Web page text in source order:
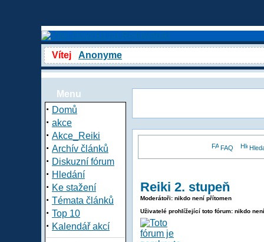
Vítej Anonyme
Menu
· Domů
· akce
· Akce_Reiki
· Archív článků
· Diskuzní fórum
· Hledání
· Ke stažení
· Témata článků
· Top 10
· Kalendář akcí
FAQ
Reiki 2. stupeň
Moderátoři: nikdo není přítomen
Uživatelé prohlížející toto fórum: nikdo